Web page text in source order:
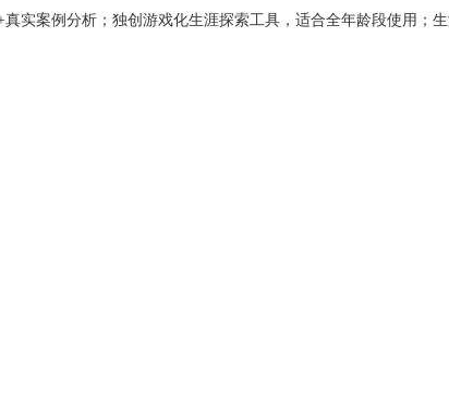
实案例分析；独创游戏化生涯探索工具，适合全年龄段使用；